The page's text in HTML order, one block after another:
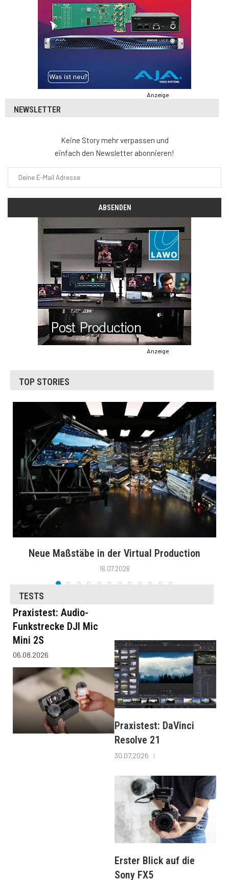
Anzeige
NEWSLETTER
Keine Story mehr verpassen und
einfach den Newsletter abonnieren!
Anzeige
TOP STORIES
Neue Maßstäbe in der Virtual Production
16.07.2026
TESTS
Praxistest: Audio-
Funkstrecke DJI Mic
Mini 2S
06.08.2026
Praxistest: DaVinci
Resolve 21
30.07.2026
Erster Blick auf die
Sony FX5